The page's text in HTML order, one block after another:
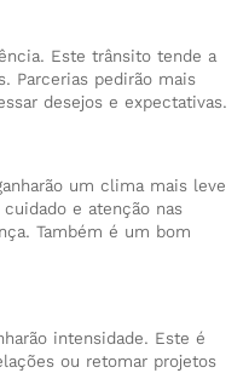
Este trânsito tende a
Parcerias pedirão mais
desejos e expectativas.
um clima mais leve
e atenção nas
Também é um bom
intensidade. Este é
ou retomar projetos